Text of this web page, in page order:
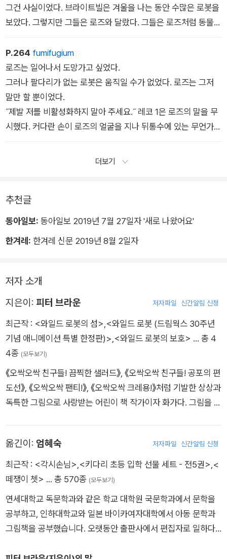
록마우스는 낙담한 얼굴로 위를 올려다보았다. ‘말했지만 아무도
듣지 않았어‘라는 의미였다.
그건 사실이었다. 브라이트빌은 겨울을 나는 동안 수많은 로봇을
보았다. 그렇지만 그들은 로즈와 달랐다. 그들은 로즈처럼 동물의
언어를 배우거나, 혹독한 추위로부터 동물을 구해내거나, 어미 잃
은 새끼 기러기를 입양하는 일은 하지 않았다. 브라이트빌은 동물
을 닮은 엄마의 말과 몸짓을 보면서, 엄마가 얼마나 특별한 로봇
인지 새삼 깨달았다.
P.264 fumifugium
로즈는 일어나서 도망가고 싶었다.
그러나 팔다리가 없는 로봇은 움직일 수가 없었다. 로즈는 그저
말만 할 뿐이었다.
˝제발 저를 비활성화하지 말아 주세요.˝ 레코 1은 로즈의 말을 무
시했다. 커다란 손이 로즈의 얼굴을 지나 뒤통수에 있는 무언가를
눌렀다.
더보기
추천글
동아일보: 동아일보 2019년 7월 27일자 '새로 나왔어요'
한겨레: 한겨레 신문 2019년 8월 2일자
저자 소개
지은이: 피터 브라운 저자파일 신간알림 신청
최근작 : <와일드 로봇의 섬>,<와일드 로봇 (드림웍스 30주년
기념 애니메이션 특별 한정판)>,<와일드 로봇의 보호> … 총 4
4종 (모두보기)
《오싹오싹 친구들! 끔찍한 샐러드》, 《오싹오싹 친구들! 공포의 편
도선》, 《오싹오싹 팬티!》, 《오싹오싹 크레용!》처럼 기발한 상상과
독특한 그림으로 사랑받는 어린이 책 작가이자 화가다. 그림을 그
드 로봇》, 《선생님은 몬스터!》, 《나랑 친구하자》 등을 쓰고 그렸
다.
옮긴이: 엄혜숙 저자파일 신간알림 신청
최근작 : <각시손님>,<키다리 초등 입학 선물 세트 - 전5권>,<
떼쟁이 쳇> … 총 570종 (모두보기)
연세대학교 독문학과와 같은 학교 대학원 국문학과에서 문학을
공부하고, 인하대학교와 일본 바이카여자대학에서 아동 문학과
그림책을 공부했습니다. 오랫동안 출판사에서 편집자로 일하다